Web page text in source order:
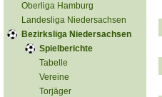
Oberliga Hamburg
Landesliga Niedersachsen
Bezirksliga Niedersachsen
Spielberichte
Tabelle
Vereine
Torjäger